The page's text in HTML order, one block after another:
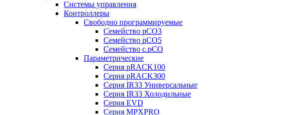
Системы управления
Контроллеры
Свободно программируемые
Семейство pCO3
Семейство pCO5
Семейство c.pCO
Параметрические
Серия pRACK100
Серия pRACK300
Серия IR33 Универсальные
Серия IR33 Холодильные
Серия EVD
Серия MPXPRO